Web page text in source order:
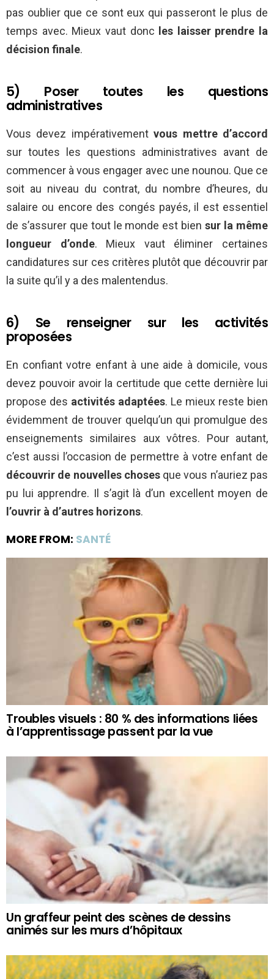
pas oublier que ce sont eux qui passeront le plus de
temps avec. Mieux vaut donc
les laisser prendre la
décision finale.
5) Poser toutes les questions
administratives
Vous devez impérativementvous mettre d’accord
sur toutes les questions administratives avant de
commencer à vous engager avec une nounou. Que ce
soit au niveau du contrat, du nombre d’heures, du
salaire ou encore des congés payés, il est essentiel
de s’assurer que tout le monde est biensur la même
longueur d’onde. Mieux vaut éliminer certaines
candidatures sur ces critères plutôt que découvrir par
la suite qu’il y a des malentendus.
6) Se renseigner sur les activités
proposées
En confiant votre enfant à une aide à domicile, vous
devez pouvoir avoir la certitude que cette dernière lui
propose des activités adaptées. Le mieux reste bien
évidemment de trouver quelqu’un qui promulgue des
enseignements similaires aux vôtres. Pour autant,
c’est aussi l’occasion de permettre à votre enfant de
découvrir de nouvelles chosesque vous n’auriez pas
pu lui apprendre. Il s’agit là d’un excellent moyen de
l’ouvrir à d’autres horizons.
MORE FROM: SANTÉ
Troubles visuels : 80 % des informations liées
à l’apprentissage passent par la vue
Un graffeur peint des scènes de dessins
animés sur les murs d’hôpitaux